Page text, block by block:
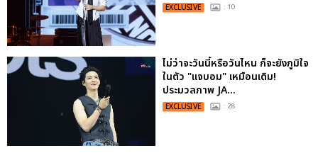
EXCLUSIVE : 10
ไม่ว่าจะวันนี้หรือวันไหน ก็จะยังภูมิใจ
ในตัว "แจบอม" เหมือนเดิม!
ประมวลภาพ JA...
EXCLUSIVE : 28